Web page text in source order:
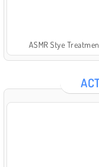
ASMR Stye